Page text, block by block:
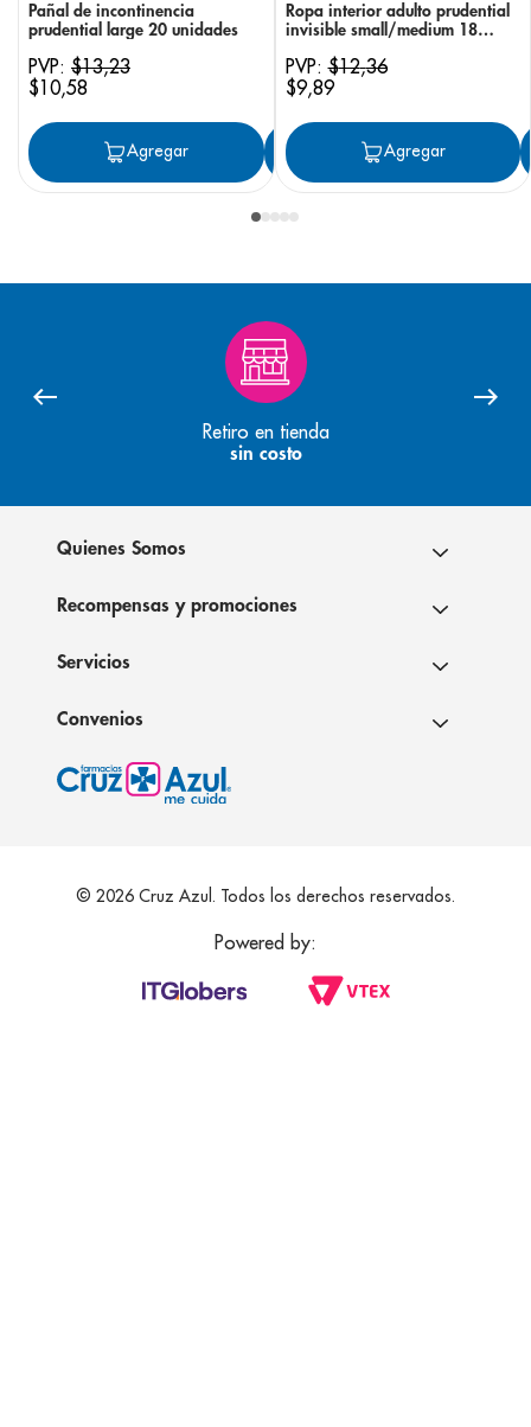
Pañal de incontinencia
prudential large 20 unidades
PVP: $13,23
$10,58
Agregar Agregar
Ropa interior adulto prudential
invisible small/medium 18
PVP:$12,36
$9,89
Agregar
Retiro en tienda
sin costo
Quienes Somos
Recompensas y promociones
Servicios
Convenios
© 2026 Cruz Azul. Todos los derechos reservados.
Powered by: